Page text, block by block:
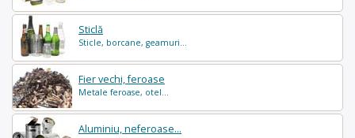
Sticlă
Sticle, borcane, geamuri...
Fier vechi, feroase
Metale feroase, otel...
Aluminiu, neferoase...